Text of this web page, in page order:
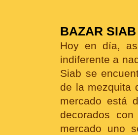
BAZAR SIAB
Hoy en día,
indiferente a
Siab se
de la mezquita
mercado está
decorados
mercado uno